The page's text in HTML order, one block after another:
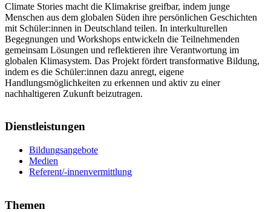
Climate Stories macht die Klimakrise greifbar, indem junge
Menschen aus dem globalen Süden ihre persönlichen Geschichten
mit Schüler:innen in Deutschland teilen. In interkulturellen
Begegnungen und Workshops entwickeln die Teilnehmenden
gemeinsam Lösungen und reflektieren ihre Verantwortung im
globalen Klimasystem. Das Projekt fördert transformative Bildung,
indem es die Schüler:innen dazu anregt, eigene
Handlungsmöglichkeiten zu erkennen und aktiv zu einer
nachhaltigeren Zukunft beizutragen.
Dienstleistungen
Bildungsangebote
Medien
Referent/-innenvermittlung
Themen